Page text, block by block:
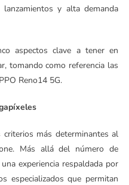
lanzamientos y alta demanda
aspectos clave a tener en
tomando como referencia las
Reno14 5G.
más determinantes al
Más allá del número de
experiencia respaldada por
especializados que permitan